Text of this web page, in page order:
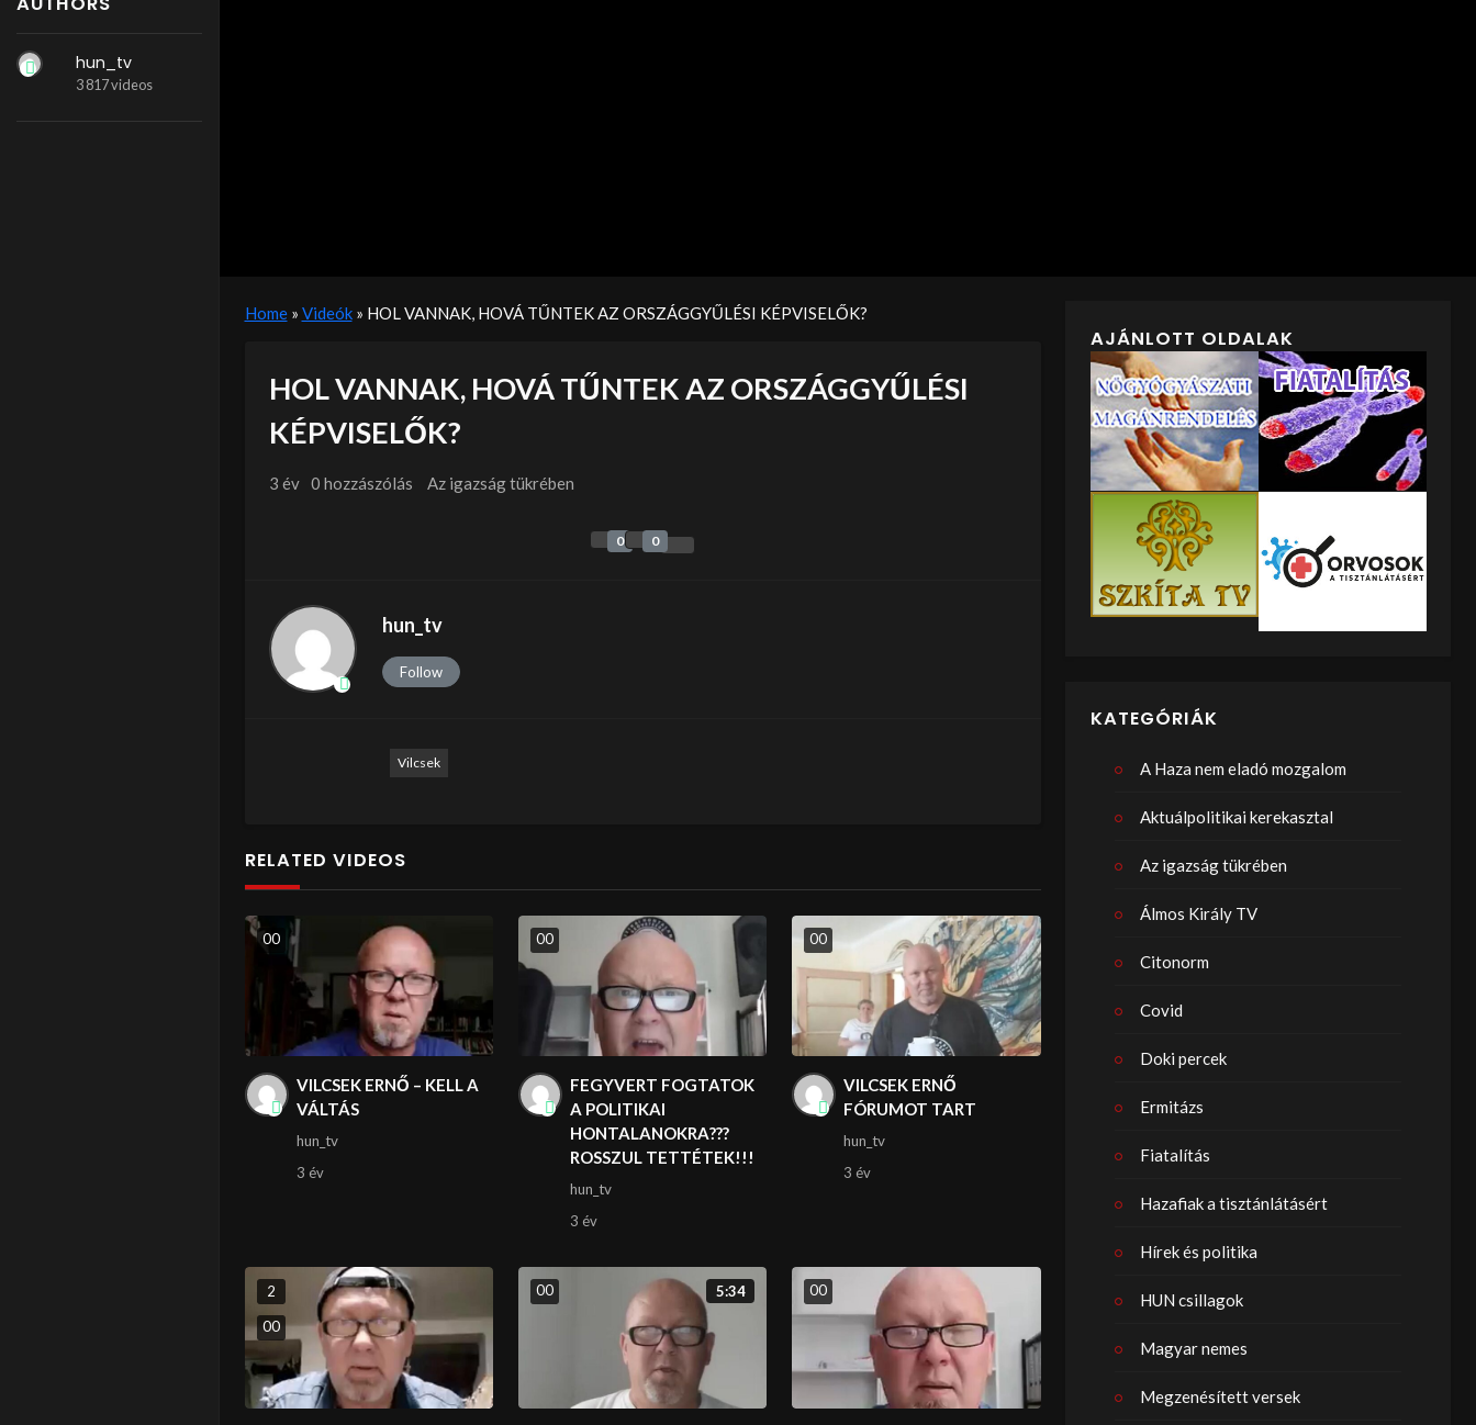
hun_tv
3 817 videos
Home» Videók» HOL VANNAK, HOVÁ TŰNTEK AZ ORSZÁGGYŰLÉSI KÉPVISELŐK?
HOL VANNAK, HOVÁ TŰNTEK AZ ORSZÁGGYŰLÉSI
KÉPVISELŐK?
3 év 0 hozzászólás Az igazság tükrében
0 0
hun_tv
Follow
Vilcsek
RELATED VIDEOS
00
VILCSEK ERNŐ – KELL A
VÁLTÁS
hun_tv
3 év
00
FEGYVERT FOGTATOK
A POLITIKAI
HONTALANOKRA???
ROSSZUL TETTÉTEK!!!
hun_tv
3 év
00
VILCSEK ERNŐ
FÓRUMOT TART
hun_tv
3 év
2
00
5:34
00 00
AJÁNLOTT OLDALAK
KATEGÓRIÁK
A Haza nem eladó mozgalom
Aktuálpolitikai kerekasztal
Az igazság tükrében
Álmos Király TV
Citonorm
Covid
Doki percek
Ermitázs
Fiatalítás
Hazafiak a tisztánlátásért
Hírek és politika
HUN csillagok
Magyar nemes
Megzenésített versek